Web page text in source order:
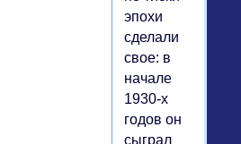
эпохи
сделали
свое: в
начале
1930-х
годов он
сыграл